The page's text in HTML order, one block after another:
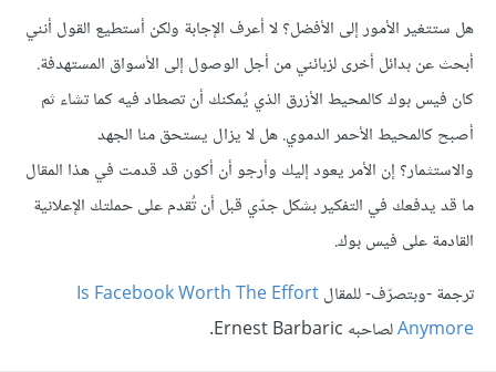
هل ستتغير الأمور إلى الأفضل؟ لا أعرف الإجابة ولكن أستطيع القول أنني
أبحث عن بدائل أخرى لزبائني من أجل الوصول إلى الأسواق المستهدفة.
كان فيس بوك كالمحيط الأزرق الذي يُمكنك أن تصطاد فيه كما تشاء ثم
أصبح كالمحيط الأحمر الدموي. هل لا يزال يستحق منا الجهد
والاستثمار؟ إن الأمر يعود إليك وأرجو أن أكون قد قدمت في هذا المقال
ما قد يدفعك في التفكير بشكل جدّي قبل أن تُقدم على حملتك الإعلانية
القادمة على فيس بوك.
ترجمة -وبتصرّف- للمقالIs Facebook Worth The Effort
Anymoreلصاحبه Ernest Barbaric.